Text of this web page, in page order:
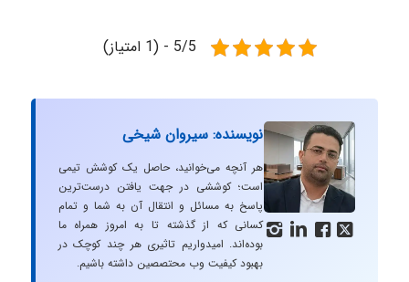
5/5 - (1 امتیاز)
   
نویسنده: سیروان شیخی
هر آنچه می‌خوانید، حاصل یک کوشش تیمی
است؛ کوششی در جهت یافتن درست‌ترین
پاسخ به مسائل و انتقال آن به شما و تمام
کسانی که از گذشته تا به امروز همراه ما
بوده‌اند. امیدواریم تاثیری هر چند کوچک در
بهبود کیفیت وب محتصصین داشته باشیم.